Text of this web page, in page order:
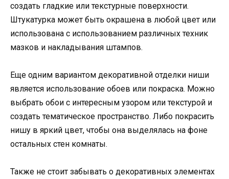
создать гладкие или текстурные поверхности.
Штукатурка может быть окрашена в любой цвет или
использована с использованием различных техник
мазков и накладывания штампов.
Еще одним вариантом декоративной отделки ниши
является использование обоев или покраска. Можно
выбрать обои с интересным узором или текстурой и
создать тематическое пространство. Либо покрасить
нишу в яркий цвет, чтобы она выделялась на фоне
остальных стен комнаты.
Также не стоит забывать о декоративных элементах